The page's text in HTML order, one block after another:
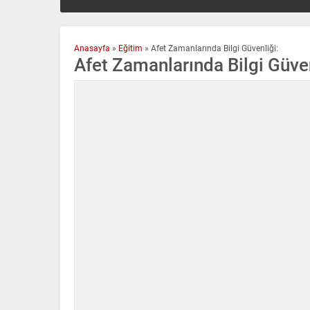
Anasayfa » Eğitim » Afet Zamanlarında Bilgi Güvenliği:
Afet Zamanlarında Bilgi